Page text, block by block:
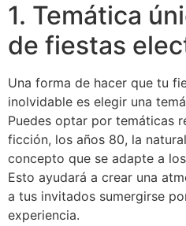
1. Temática
de fiestas
Una forma de hacer que tu
inolvidable es elegir una
Puedes optar por temáticas
ficción, los años 80, la
concepto que se adapte a
Esto ayudará a crear una
a tus invitados sumergirse
experiencia.